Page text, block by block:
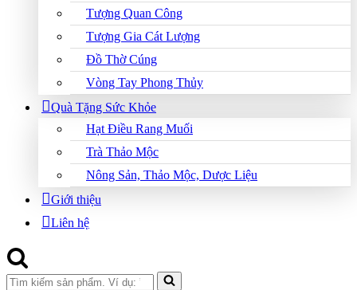
Tượng Quan Công
Tượng Gia Cát Lượng
Đồ Thờ Cúng
Vòng Tay Phong Thủy
Quà Tặng Sức Khỏe
Hạt Điều Rang Muối
Trà Thảo Mộc
Nông Sản, Thảo Mộc, Dược Liệu
Giới thiệu
Liên hệ
Search